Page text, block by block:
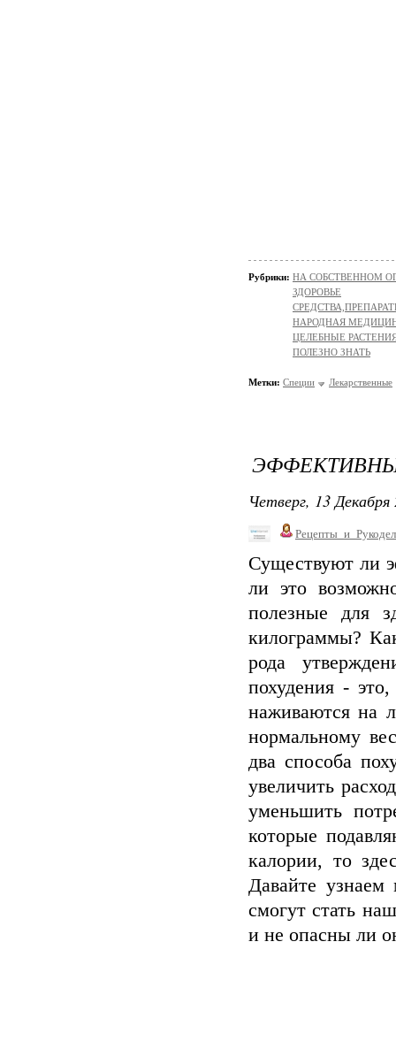
Рубрики: НА СОБСТВЕННОМ
ЗДОРОВЬЕ
НАРОДНАЯ
ЦЕЛЕБНЫЕ
ПОЛЕЗНО ЗНАТЬ
Метки: Специи Лекарственные
Четверг, 13
Существуют ли
ли это
полезные для
килограммы?
рода
похудения -
наживаются на
нормальному
два способа
увеличить
уменьшить
которые
калории, то
Давайте
смогут стать
и не опасны ли